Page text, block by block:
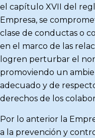
el capítulo XVII del
Empresa, se
clase de conductas o
en el marco de las
logren perturbar el
promoviendo un
adecuado y de
derechos de los
Por lo anterior la
a la prevención y